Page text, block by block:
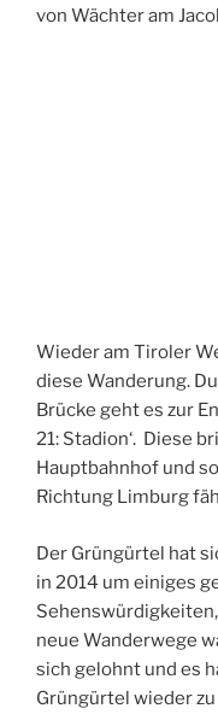
von Wächter am
Wieder am Tiroler
diese Wanderung.
Brücke geht es zur
21: Stadion‘. Diese
Hauptbahnhof und
Richtung Limburg
Der Grüngürtel hat
in 2014 um einiges
neue Wanderwege
sich gelohnt und es
Grüngürtel wieder